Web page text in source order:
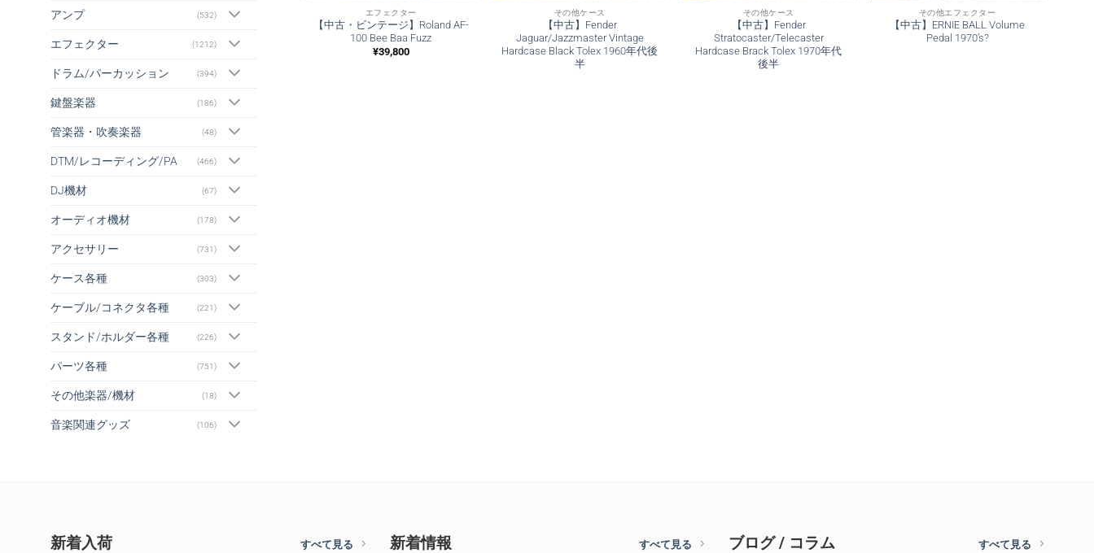
アンプ (532)
エフェクター (1212)
ドラム/パーカッション (394)
鍵盤楽器 (186)
管楽器・吹奏楽器 (48)
DTM/レコーディング/PA (466)
DJ機材 (67)
オーディオ機材 (178)
アクセサリー (731)
ケース各種 (303)
ケーブル/コネクタ各種 (221)
スタンド/ホルダー各種 (226)
パーツ各種 (751)
その他楽器/機材 (18)
音楽関連グッズ (106)
エフェクター
【中古・ビンテージ】Roland AF-
100 Bee Baa Fuzz
¥39,800
その他ケース
【中古】Fender
Jaguar/Jazzmaster Vintage
Hardcase Black Tolex 1960年代後
半
その他ケース
【中古】Fender
Stratocaster/Telecaster
Hardcase Brack Tolex 1970年代
後半
その他エフェクター
【中古】ERNIE BALL Volume
Pedal 1970’s?
新着入荷 すべて見る 新着情報 すべて見る ブログ / コラム すべて見る